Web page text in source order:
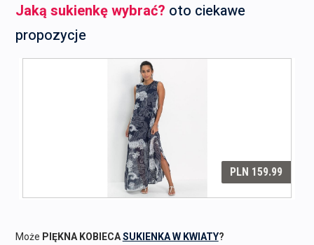
Jaką sukienkę wybrać? oto ciekawe
propozycje
Może PIĘKNA KOBIECASUKIENKA W KWIATY?